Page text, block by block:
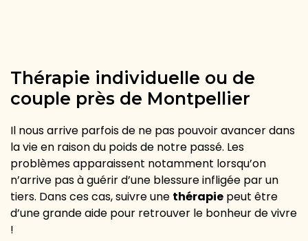
Thérapie individuelle ou de
couple près de Montpellier
Il nous arrive parfois de ne pas pouvoir avancer dans
la vie en raison du poids de notre passé. Les
problèmes apparaissent notamment lorsqu’on
n’arrive pas à guérir d’une blessureinfligée par un
tiers. Dans ces cas, suivre une thérapie peut être
d’une grande aide pour retrouver le bonheur de vivre
!